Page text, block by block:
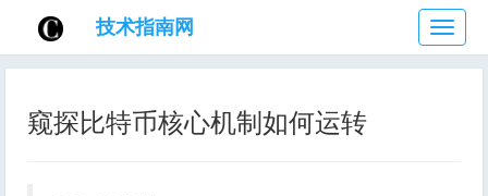
技
术
指
技术指南网
窥探比特币核心机制如何运转